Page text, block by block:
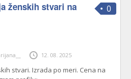
0
ženskih stvari na
12. 08. 2025
stvari. Izrada po meri. Cena na